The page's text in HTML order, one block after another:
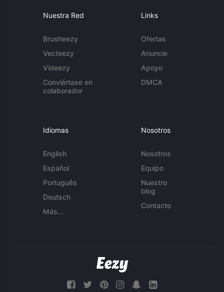
Nuestra Red
Brusheezy
Vecteezy
Videezy
Conviértase en
colaborador
Links
Ofertas
Anuncie
Apoyo
DMCA
Idiomas
English
Español
Português
Deutsch
Más...
Nosotros
Nosotros
Equipo
Nuestro
blog
Contacto